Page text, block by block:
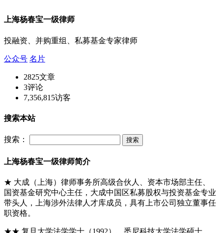
上海杨春宝一级律师
投融资、并购重组、私募基金专家律师
公众号 名片
2825文章
3评论
7,356,815访客
搜索本站
搜索：
上海杨春宝一级律师简介
★ 大成（上海）律师事务所高级合伙人、资本市场部主任、
国资基金研究中心主任，大成中国区私募股权与投资基金专业
带头人，上海涉外法律人才库成员，具有上市公司独立董事任
职资格。
★★ 复旦大学法学学士（1992）、悉尼科技大学法学硕士